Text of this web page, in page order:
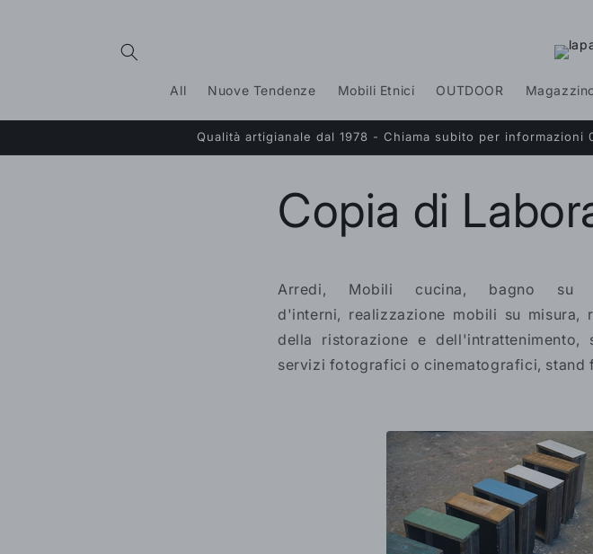
All Nuove Tendenze Mobili Etnici OUTDOOR
Qualità artigianale dal 1978 - Chiama subito per
Copia di
Arredi, Mobili cucina, bagno su
d'interni, realizzazione mobili su misura, r
della ristorazione e dell'intrattenimento,
servizi fotografici o cinematografici, stand